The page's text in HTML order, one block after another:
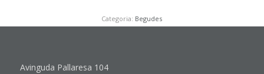
Categoria: Begudes
Avinguda Pallaresa 104